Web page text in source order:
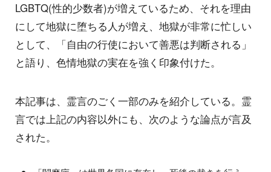
LGBTQ(性的少数者)が増えているため、それを理由
にして地獄に堕ちる人が増え、地獄が非常に忙しい
として、「自由の行使において善悪は判断される」
と語り、色情地獄の実在を強く印象付けた。
本記事は、霊言のごく一部のみを紹介している。霊
言では上記の内容以外にも、次のような論点が言及
された。